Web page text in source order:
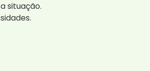
situação.